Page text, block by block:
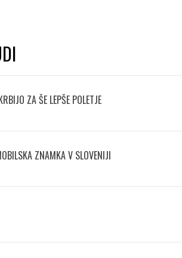
ZA ŠE LEPŠE POLETJE
ZNAMKA V SLOVENIJI